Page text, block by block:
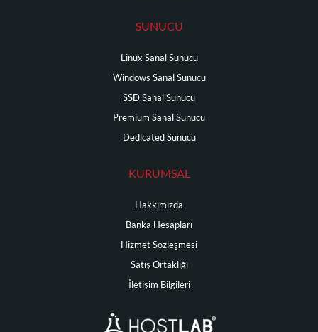
SUNUCU
Linux Sanal Sunucu
Windows Sanal Sunucu
SSD Sanal Sunucu
Premium Sanal Sunucu
Dedicated Sunucu
KURUMSAL
Hakkımızda
Banka Hesapları
Hizmet Sözleşmesi
Satış Ortaklığı
İletişim Bilgileri